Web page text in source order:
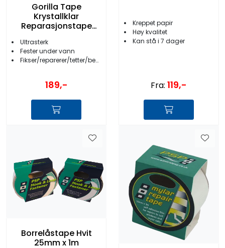
Gorilla Tape
Krystallklar
Reparasjonstape
Ultrasterk
Fester under vann
Fikser/reparerer/tetter/beskytter
189,-
Kreppet papir
Høy kvalitet
Kan stå i 7 dager
Fra: 119,-
Borrelåstape Hvit
25mm x 1m